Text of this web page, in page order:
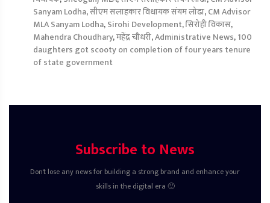
Sanyam Lodha,सीएम सलाहकार विधायक संयम लोढा,CM Advisor
MLA Sanyam Lodha,Sirohi Development,सिरोही विकास,
Mahendra Choudhary,महेंद्र चौधरी,Administrative News,100
daughters got scooty on completion of four years tenure
of state government
Subscribe to News
Don't lose any news for building a strong brand and enhance your
skills in the digital era 🙂